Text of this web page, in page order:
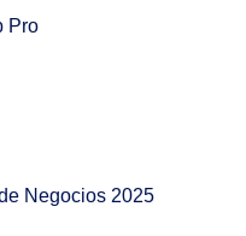
Pro
Negocios 2025